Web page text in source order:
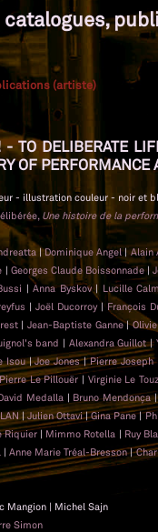
(artiste)
TO DELIBERATE
OF
- illustration couleur - noir et
Une histoire de la
|Dominique Angel|Alain
| Georges Claude Boissonnade|
|Anna Byskov| Lucille
| Joël Ducorroy| François
| Jean-Baptiste Ganne|
band | Alexandra Guillot|
Isou|Joe Jones|Pierre Joseph
Pierre Le Pillouër | Virginie Le
Medalla | Bruno Mendonça
|Julien Ottavi|Gina Pane|
Riquier| Mimmo Rotella | Ruy
| Anne Marie Tréal-Bresson|
Mangion | Michel Sajn
Simon